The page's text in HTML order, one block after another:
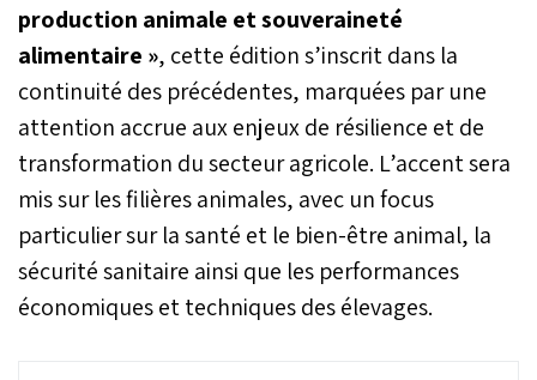
production animale et souveraineté
alimentaire », cette édition s’inscrit dans la
continuité des précédentes, marquées par une
attention accrue aux enjeux de résilience et de
transformation du secteur agricole. L’accent sera
mis sur les filières animales, avec un focus
particulier sur la santé et le bien-être animal, la
sécurité sanitaire ainsi que les performances
économiques et techniques des élevages.